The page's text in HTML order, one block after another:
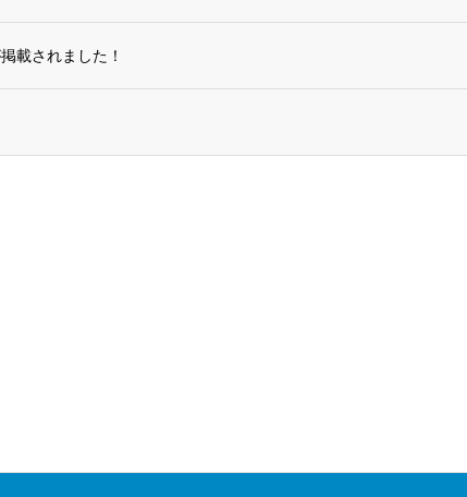
載されました！